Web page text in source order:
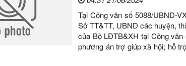
Tại Công văn số 5088/UBND-
Sở TT&TT, UBND các huyện,
của Bộ LĐTB&XH tại Công
phương án trợ giúp xã hội; hỗ